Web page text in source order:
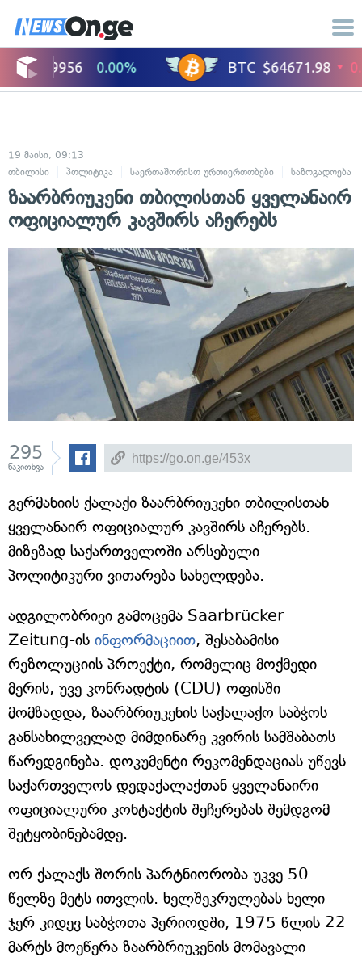
19 მაისი, 09:13
თბილისი
პოლიტიკა საერთაშორისო ურთიერთობები საზოგადოება
ზაარბრიუკენი თბილისთან ყველანაირ
ოფიციალურ კავშირს აჩერებს
295
წაკითხვა
გერმანიის ქალაქი ზაარბრიუკენი თბილისთან
ყველანაირ ოფიციალურ კავშირს აჩერებს.
მიზეზად საქართველოში არსებული
პოლიტიკური ვითარება სახელდება.
ადგილობრივი გამოცემა Saarbrücker
Zeitung-ის ინფორმაციით, შესაბამისი
რეზოლუციის პროექტი, რომელიც მოქმედი
მერის, უვე კონრადტის (CDU) ოფისში
მომზადდა, ზაარბრიუკენის საქალაქო საბჭოს
განსახილველად მიმდინარე კვირის სამშაბათს
წარედგინება. დოკუმენტი რეკომენდაციას უწევს
საქართველოს დედაქალაქთან ყველანაირი
ოფიციალური კონტაქტის შეჩერებას შემდგომ
შეტყობინებამდე.
ორ ქალაქს შორის პარტნიორობა უკვე 50
წელზე მეტს ითვლის. ხელშეკრულებას ხელი
ჯერ კიდევ საბჭოთა პერიოდში, 1975 წლის 22
მარტს მოეწერა ზაარბრიუკენის მომავალი